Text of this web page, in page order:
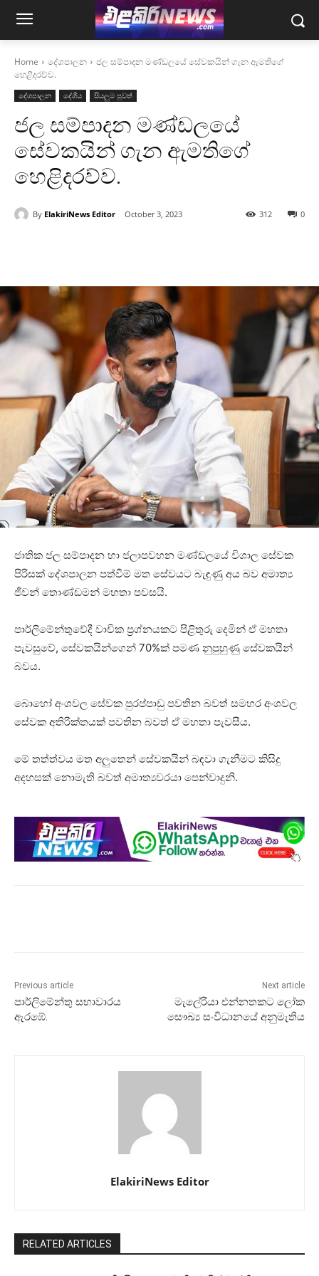
Home දේශපාලන
ජල සම්පාදන මණ්ඩලයේ සේවකයින් ගැන ඇමතිගේ
හෙළිදරව්ව.
දේශපාලන දේශීය සියලුම පුවත්
ජල සම්පාදන මණ්ඩලයේ
සේවකයින් ගැන ඇමතිගේ
හෙළිදරව්ව.
By ElakiriNews Editor October 3, 2023 0
312
ජාතික ජල සම්පාදන හා ජලාපවහන මණ්ඩලයේ විශාල සේවක
පිරිසක් දේශපාලන පත්වීම් මත සේවයට බැඳුණු අය බව අමාත්‍ය
ජීවන් තොණ්ඩමන් මහතා පවසයි.
පාර්ලිමේන්තුවේදී වාචික ප්‍රශ්නයකට පිළිතුරු දෙමින් ඒ මහතා
පැවසුවේ, සේවකයින්ගෙන් 70%ක් පමණ නුපුහුණු සේවකයින්
බවය.
බොහෝ අංශවල සේවක පුරප්පාඩු පවතින බවත් සමහර අංශවල
සේවක අතිරික්තයක් පවතින බවත් ඒ මහතා පැවසීය.
මේ තත්ත්වය මත අලුතෙන් සේවකයින් බඳවා ගැනීමට කිසිදු
අදහසක් නොමැති බවත් අමාත්‍යවරයා පෙන්වාදුනි.
Previous article
පාර්ලිමේන්තු සභාවාරය
ඇරඹේ.
Next article
මැලේරියා එන්නතකට ලෝක
සෞඛ්‍ය සංවිධානයේ අනුමැතිය
ElakiriNews Editor
RELATED ARTICLES